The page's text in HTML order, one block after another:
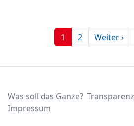
1 2 Weiter ›
Was soll das Ganze? Transparenz
Impressum